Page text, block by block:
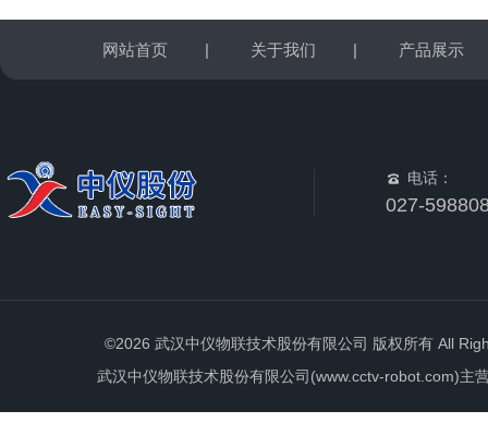
网站首页 | 关于我们 | 产品展示
电话：
027-
©2026 武汉中仪物联技术股份有限公司 版权所有 All
武汉中仪物联技术股份有限公司(www.cctv-robot.com)主